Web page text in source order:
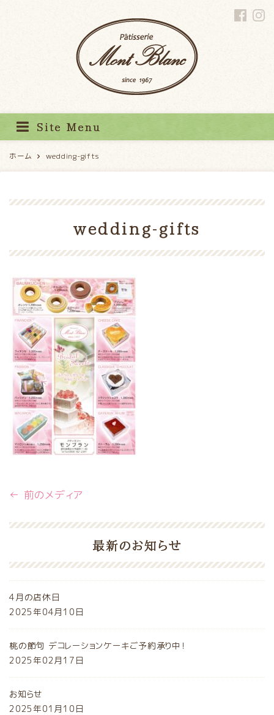
Site Menu
ホーム wedding-gifts
wedding-gifts
← 前のメディア
最新のお知らせ
4月の店休日
2025年04月10日
桃の節句 デコレーションケーキご予約承り中！
2025年02月17日
お知らせ
2025年01月10日